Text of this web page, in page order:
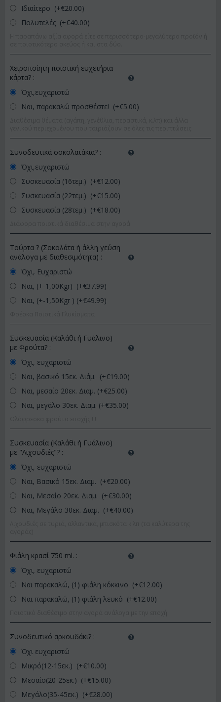
Ιδιαίτερο (+€20.00)
Πολυτελές (+€40.00)
Χειροποίητη ποιοτική ευχετήρια
κάρτα? :
Όχι,ευχαριστώ
Ναι, παρακαλώ προσθέστε! (+€5.00)
Συνοδευτικά σοκολατάκια? :
Όχι,ευχαριστώ
Συσκευασία (16τεμ.) (+€12.00)
Συσκευασία (22τεμ.) (+€15.00)
Συσκευασία (28τεμ.) (+€18.00)
Τούρτα ? (Σοκολάτα ή άλλη γεύση
ανάλογα με διαθεσιμότητα) :
Όχι, Ευχαριστώ
Ναι, (+-1,00Kgr) (+€37.99)
Ναι, (+-1,50Kgr ) (+€49.99)
Συσκευασία (Καλάθι ή Γυάλινο)
με Φρούτα? :
Όχι, ευχαριστώ
Ναι, βασικό 15εκ. Διάμ. (+€19.00)
Ναι, μεσαίο 20εκ. Διαμ. (+€25.00)
Ναι, μεγάλο 30εκ. Διαμ. (+€35.00)
Συσκευασία (Καλάθι ή Γυάλινο)
με "Λιχουδιές"? :
Όχι, ευχαριστώ
Ναι, Βασικό 15εκ. Διαμ. (+€20.00)
Ναι, Μεσαίο 20εκ. Διαμ. (+€30.00)
Ναι, Μεγάλο 30εκ. Διαμ. (+€40.00)
Φιάλη κρασί 750 ml. :
Όχι, ευχαριστώ
Ναι παρακαλώ, (1) φιάλη κόκκινο (+€12.00)
Ναι παρακαλώ, (1) φιάλη λευκό (+€12.00)
Συνοδευτικό αρκουδάκι? :
Όχι ευχαριστώ
Μικρό(12-15εκ.) (+€10.00)
Μεσαίο(20-25εκ.) (+€15.00)
Μεγάλο(35-45εκ.) (+€28.00)